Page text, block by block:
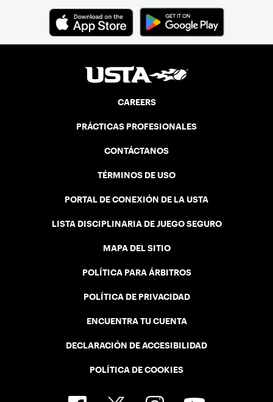
CAREERS
PRÁCTICAS PROFESIONALES
CONTÁCTANOS
TÉRMINOS DE USO
PORTAL DE CONEXIÓN DE LA USTA
LISTA DISCIPLINARIA DE JUEGO SEGURO
MAPA DEL SITIO
POLÍTICA PARA ÁRBITROS
POLÍTICA DE PRIVACIDAD
ENCUENTRA TU CUENTA
DECLARACIÓN DE ACCESIBILIDAD
POLÍTICA DE COOKIES